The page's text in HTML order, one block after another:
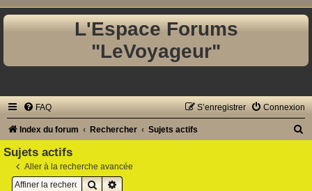
L'Espace Forums
"LeVoyageur"
FAQ Connexion
S’enregistrer
Index du forum Rechercher Sujets actifs
Sujets actifs
Aller à la recherche avancée
RechercherRecherche avancée